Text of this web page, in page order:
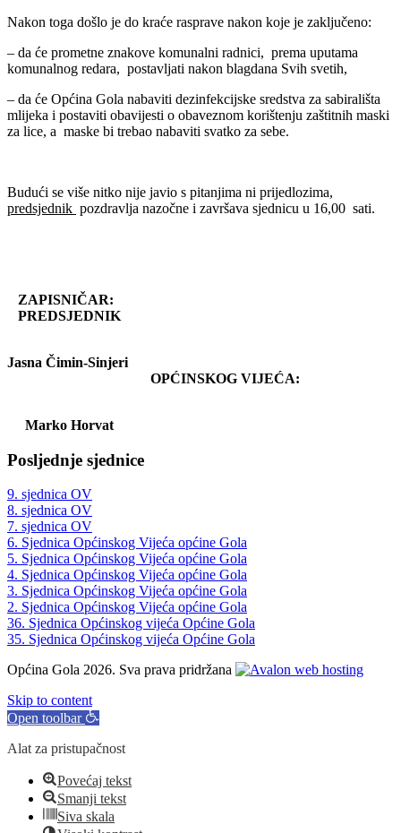
Nakon toga došlo je do kraće rasprave nakon koje je zaključeno:
– da će prometne znakove komunalni radnici, prema uputama
komunalnog redara, postavljati nakon blagdana Svih svetih,
– da će Općina Gola nabaviti dezinfekcijske sredstva za sabirališta
mlijeka i postaviti obavijesti o obaveznom korištenju zaštitnih maski
za lice, a maske bi trebao nabaviti svatko za sebe.
Budući se više nitko nije javio s pitanjima ni prijedlozima,
predsjednik pozdravlja nazočne i završava sjednicu u 16,00 sati.
ZAPISNIČAR:
PREDSJEDNIK
Jasna Čimin-Sinjeri
OPĆINSKOG VIJEĆA:
Marko Horvat
Posljednje sjednice
9. sjednica OV
8. sjednica OV
7. sjednica OV
6. Sjednica Općinskog Vijeća općine Gola
5. Sjednica Općinskog Vijeća općine Gola
4. Sjednica Općinskog Vijeća općine Gola
3. Sjednica Općinskog Vijeća općine Gola
2. Sjednica Općinskog Vijeća općine Gola
36. Sjednica Općinskog vijeća Općine Gola
35. Sjednica Općinskog vijeća Općine Gola
Općina Gola 2026. Sva prava pridržana
Skip to content
Open toolbar
Alat za pristupačnost
Povećaj tekst
Smanji tekst
Siva skala